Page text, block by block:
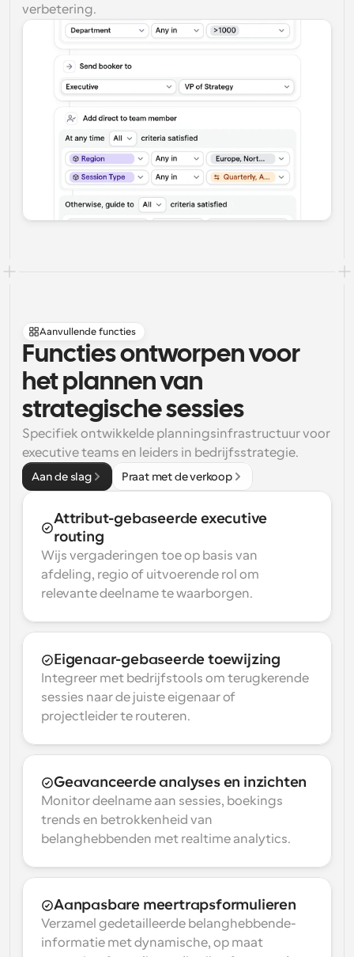
verbetering.
Aanvullende functies
Functies ontworpen voor
het plannen van
strategische sessies
Specifiek ontwikkelde planningsinfrastructuur voor
executive teams en leiders in bedrijfsstrategie.
Aan de slag Praat met de verkoop
Attribut-gebaseerde executive
routing
Wijs vergaderingen toe op basis van
afdeling, regio of uitvoerende rol om
relevante deelname te waarborgen.
Eigenaar-gebaseerde toewijzing
Integreer met bedrijfstools om terugkerende
sessies naar de juiste eigenaar of
projectleider te routeren.
Geavanceerde analyses en inzichten
Monitor deelname aan sessies, boekings
trends en betrokkenheid van
belanghebbenden met realtime analytics.
Aanpasbare meertrapsformulieren
Verzamel gedetailleerde belanghebbende-
informatie met dynamische, op maat